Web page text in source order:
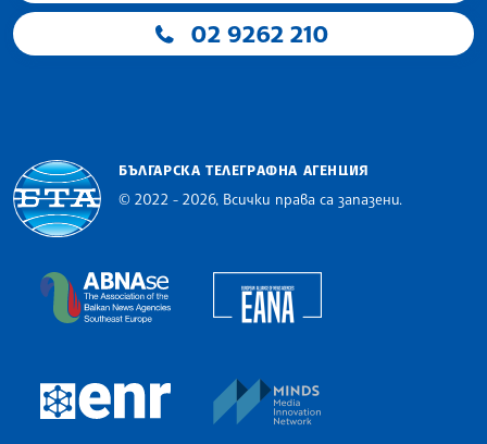
02 9262 210
БЪЛГАРСКА ТЕЛЕГРАФНА АГЕНЦИЯ
© 2022 - 2026, Всички права са запазени.
The Assocoation of the Balkan News Agencies
European Newsroom